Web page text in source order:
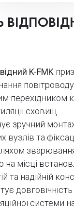
K-FMK
повітроводу
перехідником
сховищ.
зручний
вузлів та
місці
та надійній
довговічність
системи